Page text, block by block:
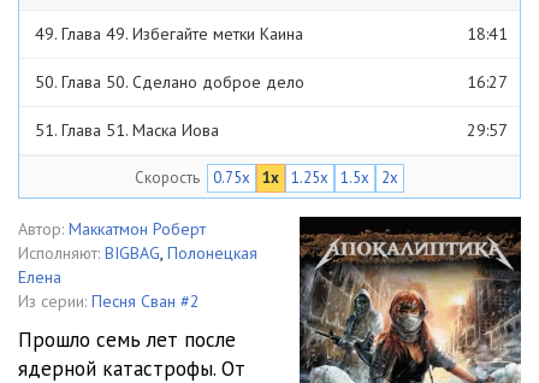
48. Последняя яблоня 32:20
49. Глава 49. Избегайте метки Каина 18:41
50. Глава 50. Сделано доброе дело 16:27
51. Глава 51. Маска Иова 29:57
52. Глава 52. Путешествующий в одиночку
53. Глава 53. Новая правая рука 31:10
54. Глава 54. Белые цветы 19:15
55. ЧАСТЬ ДЕВЯТАЯ. ФОНТАН И ОГОНЬ. Глава 55. Знаки и
символы 19:11
56. Глава 56. Задачка для хирурга 31:03
Скорость 0.75x 1x 1.25x 1.5x 2x
Автор: Маккатмон Роберт
Исполняют: BIGBAG, Полонецкая
Елена
Из серии: Песня Сван #2
Прошло семь лет после
ядерной катастрофы. От